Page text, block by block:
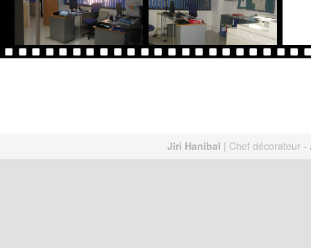
Jiri Hanibal | Chef décorateur